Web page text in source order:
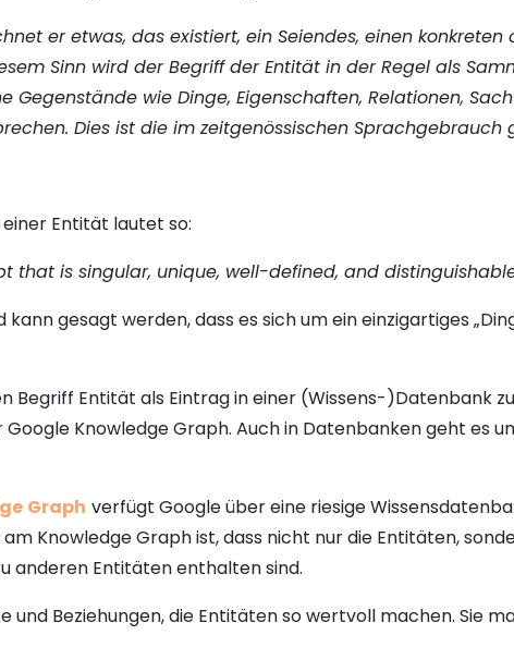
er etwas, das existiert, ein Seiendes, einen
Sinn wird der Begriff der Entität in der Regel als
Gegenstände wie Dinge, Eigenschaften, Relationen,
Dies ist die im zeitgenössischen Sprachgebrauch
Entität lautet so:
that is singular, unique, well-defined, and
gesagt werden, dass es sich um ein einzigartiges
Begriff Entität als Eintrag in einer (Wissens-)Datenbank
Knowledge Graph. Auch in Datenbanken geht es
Graph verfügt Google über eine riesige
am Knowledge Graph ist, dass nicht nur die Entitäten,
anderen Entitäten enthalten sind.
und Beziehungen, die Entitäten so wertvoll machen. Sie